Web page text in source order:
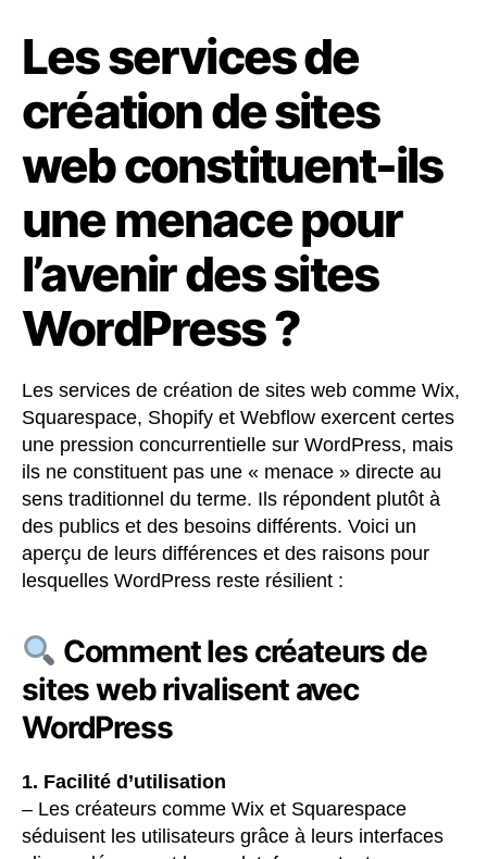
Les services de
création de sites
web constituent-ils
une menace pour
l’avenir des sites
WordPress ?
Les services de création de sites web comme Wix,
Squarespace, Shopify et Webflow exercent certes
une pression concurrentielle sur WordPress, mais
ils ne constituent pas une « menace » directe au
sens traditionnel du terme. Ils répondent plutôt à
des publics et des besoins différents. Voici un
aperçu de leurs différences et des raisons pour
lesquelles WordPress reste résilient :
Comment les créateurs de
sites web rivalisent avec
WordPress
1. Facilité d’utilisation
– Les créateurs comme Wix et Squarespace
séduisent les utilisateurs grâce à leurs interfaces